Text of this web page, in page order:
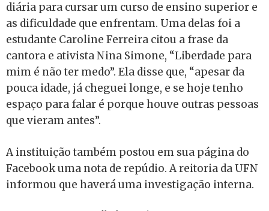
diária para cursar um curso de ensino superior e
as dificuldade que enfrentam. Uma delas foi a
estudante Caroline Ferreira citou a frase da
cantora e ativista Nina Simone, “Liberdade para
mim é não ter medo”. Ela disse que, “apesar da
pouca idade, já cheguei longe, e se hoje tenho
espaço para falar é porque houve outras pessoas
que vieram antes”.
A instituição também postou em sua página do
Facebook uma nota de repúdio. A reitoria da UFN
informou que haverá uma investigação interna.